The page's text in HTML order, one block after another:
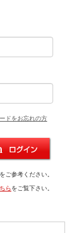
ドをお忘れの方
をご参考ください。
らをご覧下さい。